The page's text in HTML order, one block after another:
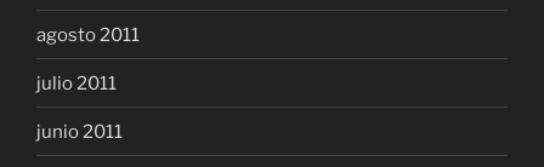
agosto 2011
julio 2011
junio 2011